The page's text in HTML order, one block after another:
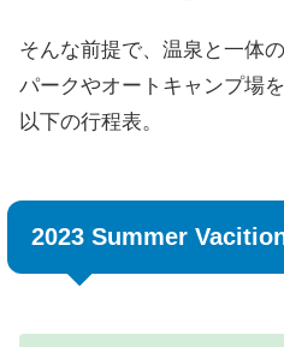
そんな前提で、温泉と一体
パークやオートキャンプ場
以下の行程表。
2023 Summer